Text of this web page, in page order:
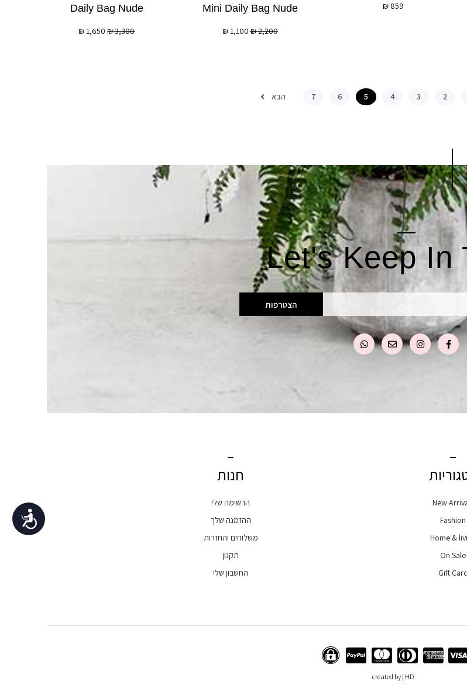
נגישות
859
₪
Mini Daily Bag Nude
2,200
₪
1,100
₪
Daily Bag Nude
3,300
₪
1,650
₪
2
3
4
5
6
7 הבא
Let's Keep In
הצטרפות
New
Fashion
Home &
On Sale
Gift Card
חנות
הרשימה שלי
ההזמנה שלך
משלוחים והחזרות
תקנון
החשבון שלי
created by | HD